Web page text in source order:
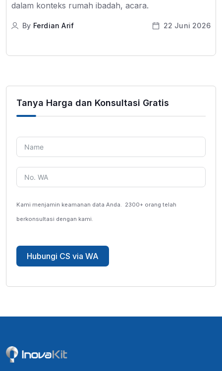
dalam konteks rumah ibadah, acara.
By Ferdian Arif 22 Juni 2026
Tanya Harga dan Konsultasi Gratis
Kami menjamin keamanan data Anda. 2300+ orang telah
berkonsultasi dengan kami.
Hubungi CS via WA